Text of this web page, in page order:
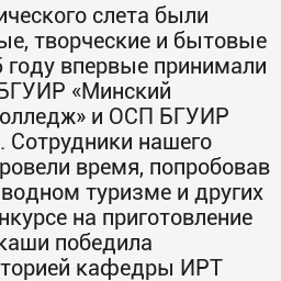
слета были
творческие и бытовые
году впервые принимали
«Минский
и ОСП БГУИР
Сотрудники нашего
время, попробовав
туризме и других
на приготовление
победила
кафедры ИРТ